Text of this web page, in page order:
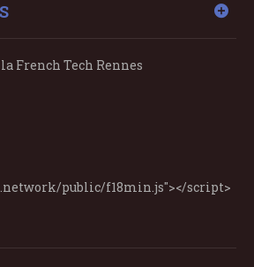
French Tech Rennes
public/f18min.js"></script>